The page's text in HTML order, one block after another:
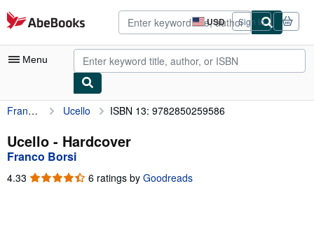
Skip to main content
AbeBooks.com USD
Site
shopping
preferences
Sign in
Menu
My Account
My Purchases
Advanced Search
Browse Collections
Franco Borsi Ucello ISBN 13: 9782850259586
Ucello - Hardcover
Franco Borsi
4.33 4.33
6 ratings by Goodreads